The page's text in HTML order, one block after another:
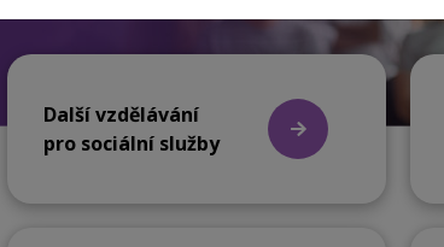
Další vzdělávání
pro sociální služby